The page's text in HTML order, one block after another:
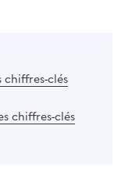
chiffres-clés
chiffres-clés